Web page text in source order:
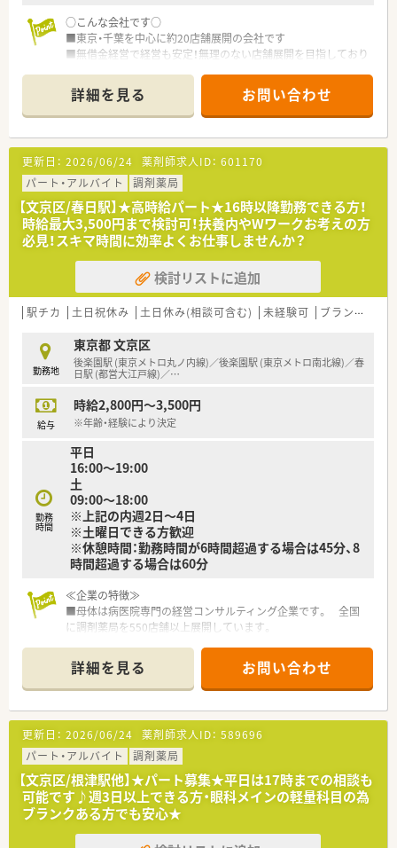
○こんな会社です○
■東京・千葉を中心に約20店舗展開の会社です
■無借金経営で経営も安定！無理のない店舗展開を目指しており
■残業は、『全社平均で約5時間/月』、全社的に残業が少ない会社
です。
■お休みも取りやすい環境 エリアでシフトを組んでいるので
希望休も取りやすいです。
■入社日から有給休暇が付与されますので、いざという時も安心
です
■30代の方が多く活躍しており、活気があり勢いのある会社で
す。
■産休・育休の取得実績も多数 女性も長く活躍できます
■e-Learningは会社で費用を負担。
■ドクターを講師とした勉強会なども開催しております。社内
研修制度も充実。
■住宅補助・転居費用の一部負担などご相談が可能です。
詳細を見る お問い合わせ
更新日： 2026/06/24 薬剤師求人ID： 601170
パート・アルバイト
調剤薬局
【文京区/春日駅】★高時給パート★16時以降勤務できる方！
時給最大3,500円まで検討可！扶養内やWワークお考えの方
必見！スキマ時間に効率よくお仕事しませんか？
検討リストに追加
駅チカ 土日祝休み 土日休み(相談可含む) 未経験可 ブランク可
勤務地
東京都 文京区
後楽園駅 (東京メトロ丸ノ内線)／後楽園駅 (東京メトロ南北線)／春
日駅 (都営大江戸線)／…
給与
時給2,800円～3,500円
※年齢・経験により決定
勤務
時間
平日
16:00～19:00
土
09:00～18:00
※上記の内週2日～4日
※土曜日できる方歓迎
※休憩時間：勤務時間が6時間超過する場合は45分、8
時間超過する場合は60分
≪企業の特徴≫
■母体は病医院専門の経営コンサルティング企業です。 全国
に調剤薬局を550店舗以上展開しています。
器のリースなど幅広く事業を展開しております。
■勤務地や転勤の有無など、希望により働き方を選択できます。
■転勤のない働き方も可能です。
入社後に「転勤あり」から「転勤なし」へ
働き方を変更することもできます。
■電子薬歴・ピッキングサポートシステムを導入しています。全
店舗にて統一されています。
■糖尿病や在宅、がんといった領域などで
「社内認定専門薬剤師」の育成に力を入れており薬剤師さんの専
門性を高めています。
≪福利厚生が整っています≫
詳細を見る お問い合わせ
更新日： 2026/06/24 薬剤師求人ID： 589696
パート・アルバイト
調剤薬局
【文京区/根津駅他】★パート募集★平日は17時までの相談も
可能です♪週3日以上できる方・眼科メインの軽量科目の為
ブランクある方でも安心★